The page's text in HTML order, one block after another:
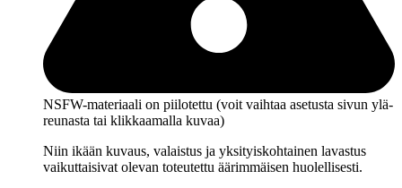
NSFW-materiaali on piilotettu (voit vaihtaa asetusta sivun ylä­
reunasta tai klikkaamalla kuvaa)
Niin ikään kuvaus, valaistus ja yksityiskohtainen lavastus
vaikuttaisivat olevan toteutettu äärimmäisen huolellisesti.